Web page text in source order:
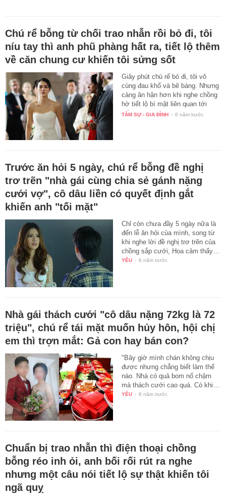
Chú rể bỗng từ chối trao nhẫn rồi bỏ đi, tôi
níu tay thì anh phũ phàng hất ra, tiết lộ thêm
về căn chung cư khiến tôi sửng sốt
Giây phút chú rể bỏ đi, tôi vô
cùng đau khổ và bẽ bàng. Nhưng
càng ân hận hơn khi nghe chồng
hờ tiết lộ bí mật liên quan tới
bố…
TÂM SỰ - GIA ĐÌNH - 6 năm trước
Trước ăn hỏi 5 ngày, chú rể bỗng đề nghị
trơ trẽn "nhà gái cùng chia sẻ gánh nặng
cưới vợ", cô dâu liền có quyết định gắt
khiến anh "tối mặt"
Chỉ còn chưa đầy 5 ngày nữa là
đến lễ ăn hỏi của mình, song từ
khi nghe lời đề nghị trơ trẽn của
chồng sắp cưới, Hoa cảm thấy…
YÊU - 6 năm trước
Nhà gái thách cưới "cô dâu nặng 72kg là 72
triệu", chú rể tái mặt muốn hủy hôn, hội chị
em thì trợn mắt: Gả con hay bán con?
"Bây giờ mình chán không chịu
được nhưng chẳng biết làm thế
nào. Nhà có quả bom nổ chậm
mà thách cưới cao quá. Có khi…
YÊU - 6 năm trước
Chuẩn bị trao nhẫn thì điện thoại chồng
bỗng réo inh ỏi, anh bối rối rút ra nghe
nhưng một câu nói tiết lộ sự thật khiến tôi
ngã quỵ